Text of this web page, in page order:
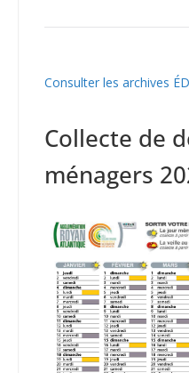
Consulter les archives
Collecte de
ménagers